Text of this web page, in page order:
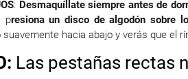
: Desmaquíllate siempre antes de
presiona un disco de algodón sobre
suavemente hacia abajo y verás que el
Las pestañas rectas